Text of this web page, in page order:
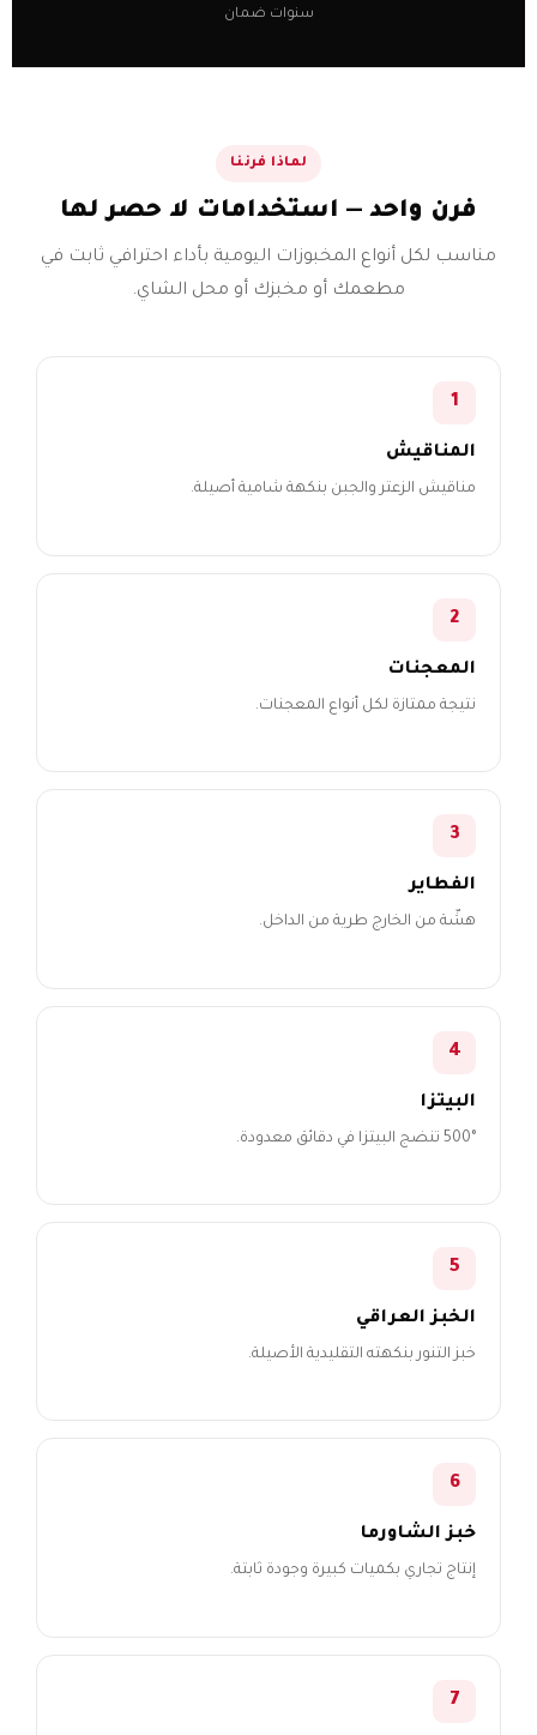
سنوات ضمان
لماذا فرننا
فرن واحد — استخدامات لا حصر لها
مناسب لكل أنواع المخبوزات اليومية بأداء احترافي ثابت في
مطعمك أو مخبزك أو محل الشاي.
1
المناقيش
مناقيش الزعتر والجبن بنكهة شامية أصيلة.
2
المعجنات
نتيجة ممتازة لكل أنواع المعجنات.
3
الفطاير
هشّة من الخارج طرية من الداخل.
4
البيتزا
500° تنضج البيتزا في دقائق معدودة.
5
الخبز العراقي
خبز التنور بنكهته التقليدية الأصيلة.
6
خبز الشاورما
إنتاج تجاري بكميات كبيرة وجودة ثابتة.
7